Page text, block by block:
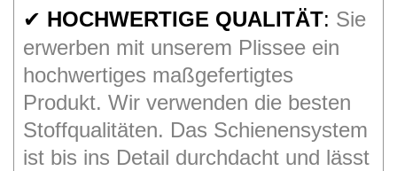
✔ HOCHWERTIGE QUALITÄT: Sie
erwerben mit unserem Plissee ein
hochwertiges maßgefertigtes
Produkt. Wir verwenden die besten
Stoffqualitäten. Das Schienensystem
ist bis ins Detail durchdacht und lässt